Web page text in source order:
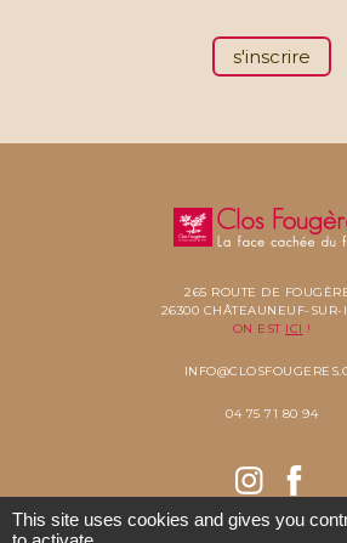
s'inscrire
265 ROUTE DE
26300 CHÂTEAUNEUF-SUR-
ON EST ICI !
04 75 71 80 94
This site uses cookies and gives you